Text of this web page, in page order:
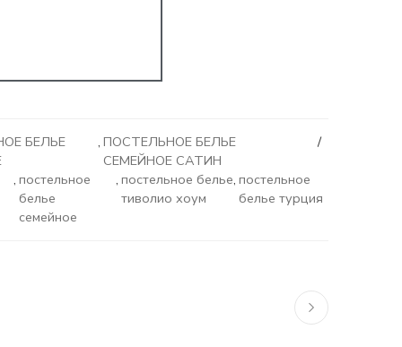
БЕЛЬЕ
, ПОСТЕЛЬНОЕ БЕЛЬЕ
СЕМЕЙНОЕ САТИН
, постельное
белье
семейное
, постельное белье
тиволио хоум
, постельное
белье турция